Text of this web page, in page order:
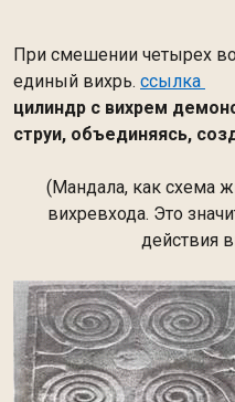
При смешении четырех
единый вихрь. ссылка
цилиндр с вихрем
струи, объединяясь,
(Мандала, как схема
вихревхода. Это
действия